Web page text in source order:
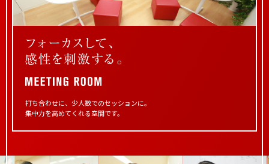
打ち合わせに、少人数でのセッションに。
集中力を高めてくれる空間です。